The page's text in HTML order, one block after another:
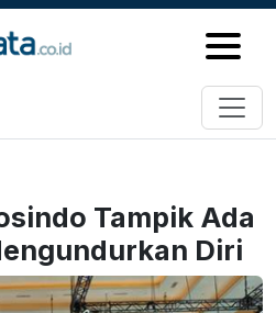
Tampik Ada
Diri